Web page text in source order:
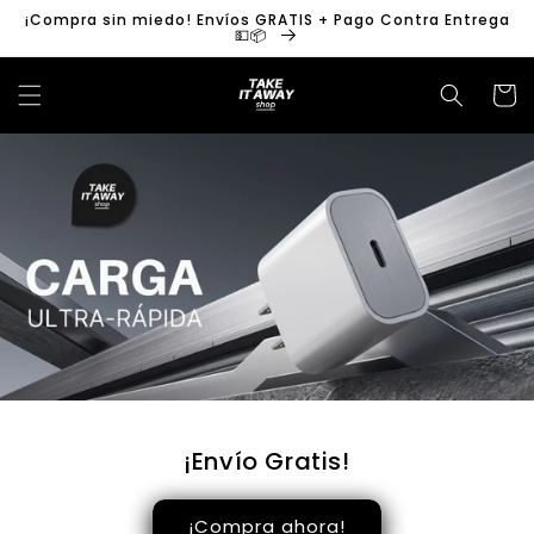
directamente
¡Compra sin miedo! Envíos GRATIS + Pago Contra Entrega
💵📦
Carrito
¡Envío Gratis!
¡Compra ahora!